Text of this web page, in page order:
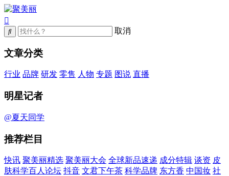
取消
文章分类
行业 品牌 研发 零售 人物 专题 图说 直播
明星记者
@夏天同学
推荐栏目
快讯 聚美丽精选 聚美丽大会 全球新品速递 成分特辑 谈资 皮
肤科学百人论坛 抖音 文君下午茶 科学品牌 东方香 中国妆 社